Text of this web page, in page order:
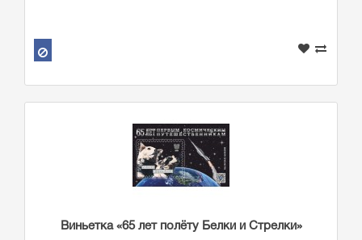
Виньетка «65 лет полёту Белки и Стрелки»